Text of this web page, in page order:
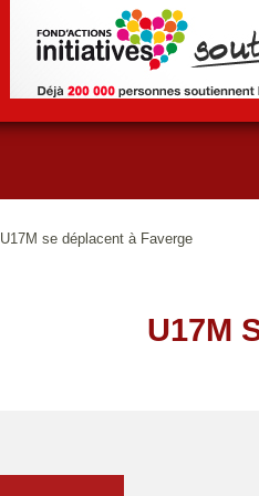
U17M se déplacent à Faverge
U17M